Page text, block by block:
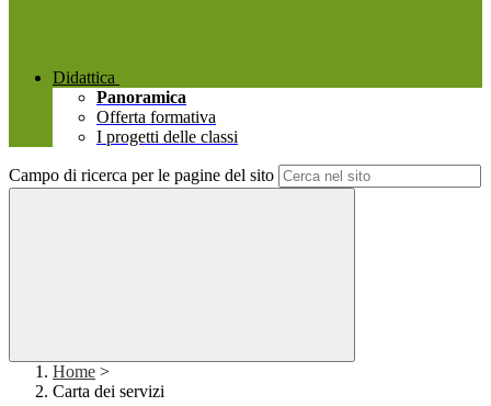
Didattica
Panoramica
Offerta formativa
I progetti delle classi
Campo di ricerca per le pagine del sito
Home >
Carta dei servizi